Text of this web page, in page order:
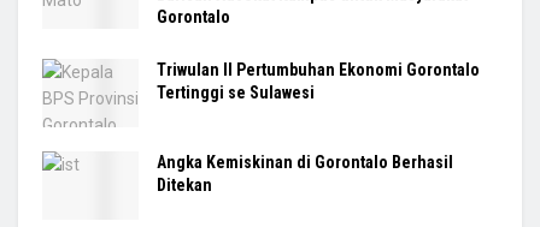
Gorontalo
Triwulan II Pertumbuhan Ekonomi Gorontalo
Tertinggi se Sulawesi
Angka Kemiskinan di Gorontalo Berhasil
Ditekan